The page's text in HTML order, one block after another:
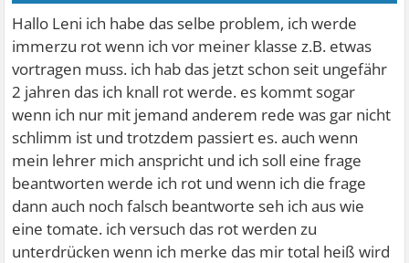
Hallo Leni ich habe das selbe problem, ich werde
immerzu rot wenn ich vor meiner klasse z.B. etwas
vortragen muss. ich hab das jetzt schon seit ungefähr
2 jahren das ich knall rot werde. es kommt sogar
wenn ich nur mit jemand anderem rede was gar nicht
schlimm ist und trotzdem passiert es. auch wenn
mein lehrer mich anspricht und ich soll eine frage
beantworten werde ich rot und wenn ich die frage
dann auch noch falsch beantworte seh ich aus wie
eine tomate. ich versuch das rot werden zu
unterdrücken wenn ich merke das mir total heiß wird